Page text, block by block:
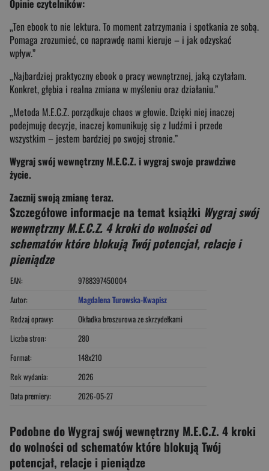
Opinie czytelników:
„Ten ebook to nie lektura. To moment zatrzymania i spotkania ze sobą.
Pomaga zrozumieć, co naprawdę nami kieruje – i jak odzyskać
wpływ.”
„Najbardziej praktyczny ebook o pracy wewnętrznej, jaką czytałam.
Konkret, głębia i realna zmiana w myśleniu oraz działaniu.”
„Metoda M.E.C.Z. porządkuje chaos w głowie. Dzięki niej inaczej
podejmuję decyzje, inaczej komunikuję się z ludźmi i przede
wszystkim – jestem bardziej po swojej stronie.”
Wygraj swój wewnętrzny M.E.C.Z. i wygraj swoje prawdziwe
życie.
Zacznij swoją zmianę teraz.
Szczegółowe informacje na temat książki Wygraj swój
wewnętrzny M.E.C.Z. 4 kroki do wolności od
schematów które blokują Twój potencjał, relacje i
pieniądze
EAN:
9788397450004
Autor:
Magdalena Turowska-Kwapisz
Rodzaj oprawy:
Okładka broszurowa ze skrzydełkami
Liczba stron:
280
Format:
148x210
Rok wydania:
2026
Data premiery:
2026-05-27
Podobne do Wygraj swój wewnętrzny M.E.C.Z. 4 kroki
do wolności od schematów które blokują Twój
potencjał, relacje i pieniądze